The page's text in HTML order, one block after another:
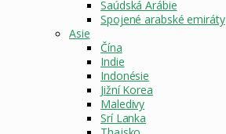
Saúdská Arábie
Spojené arabské emiráty
Asie
Čína
Indie
Indonésie
Jižní Korea
Maledivy
Srí Lanka